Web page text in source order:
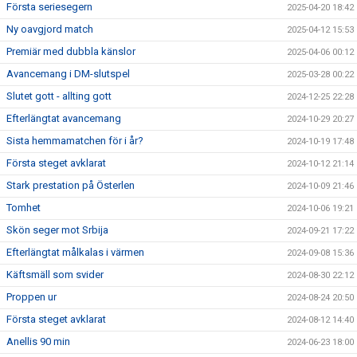
Första seriesegern 2025-04-20 18:42
Ny oavgjord match 2025-04-12 15:53
Premiär med dubbla känslor 2025-04-06 00:12
Avancemang i DM-slutspel 2025-03-28 00:22
Slutet gott - allting gott 2024-12-25 22:28
Efterlängtat avancemang 2024-10-29 20:27
Sista hemmamatchen för i år? 2024-10-19 17:48
Första steget avklarat 2024-10-12 21:14
Stark prestation på Österlen 2024-10-09 21:46
Tomhet 2024-10-06 19:21
Skön seger mot Srbija 2024-09-21 17:22
Efterlängtat målkalas i värmen 2024-09-08 15:36
Käftsmäll som svider 2024-08-30 22:12
Proppen ur 2024-08-24 20:50
Första steget avklarat 2024-08-12 14:40
Anellis 90 min 2024-06-23 18:00